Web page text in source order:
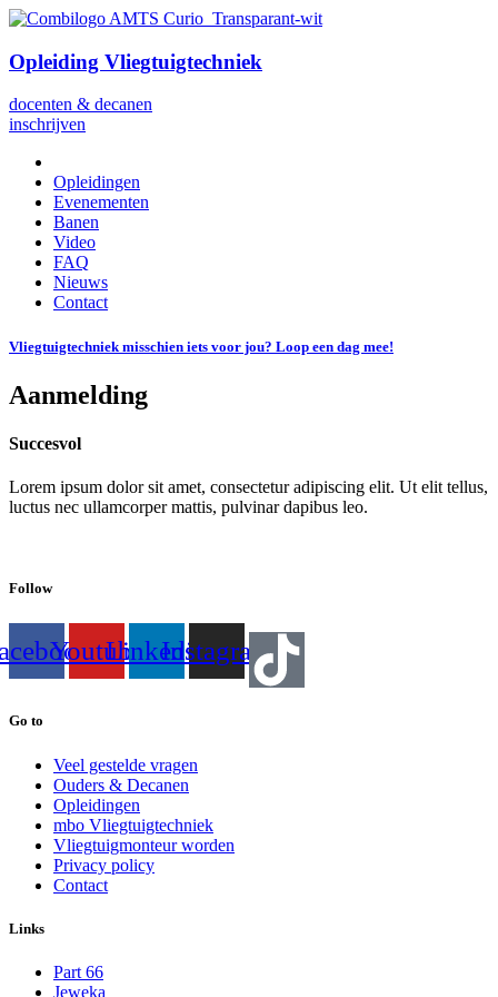
Opleiding Vliegtuigtechniek
docenten & decanen
inschrijven
Opleidingen
Evenementen
Banen
Video
FAQ
Nieuws
Contact
Vliegtuigtechniek misschien iets voor jou? Loop een dag mee!
Aanmelding
Succesvol
Lorem ipsum dolor sit amet, consectetur adipiscing elit. Ut elit tellus,
luctus nec ullamcorper mattis, pulvinar dapibus leo.
Follow
YoutubeLinkedinInstagram
Go to
Veel gestelde vragen
Ouders & Decanen
Opleidingen
mbo Vliegtuigtechniek
Vliegtuigmonteur worden
Privacy policy
Contact
Links
Part 66
Jeweka